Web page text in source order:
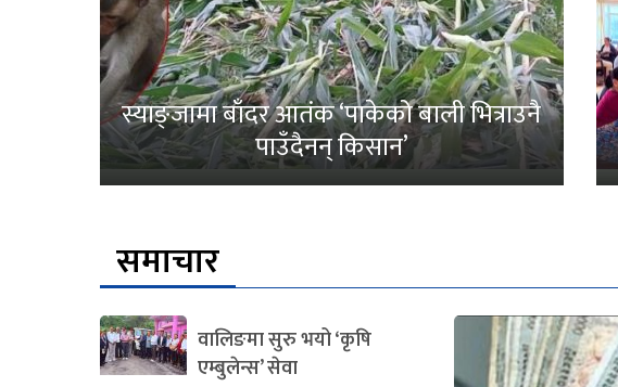
स्याङ्जामा बाँदर आतंक ‘पाकेको बाली भित्राउनै
पाउँदैनन् किसान’
समाचार
वालिङमा सुरु भयो ‘कृषि
एम्बुलेन्स’ सेवा